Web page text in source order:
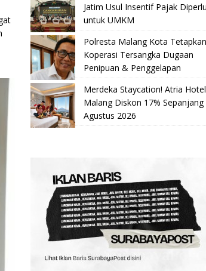
Jatim Usul Insentif Pajak
untuk UMKM
Polresta Malang Kota
Koperasi Tersangka Dugaan
Penipuan & Penggelapan
Merdeka Staycation! Atria Hotel
Malang Diskon 17% Sepanjang
Agustus 2026